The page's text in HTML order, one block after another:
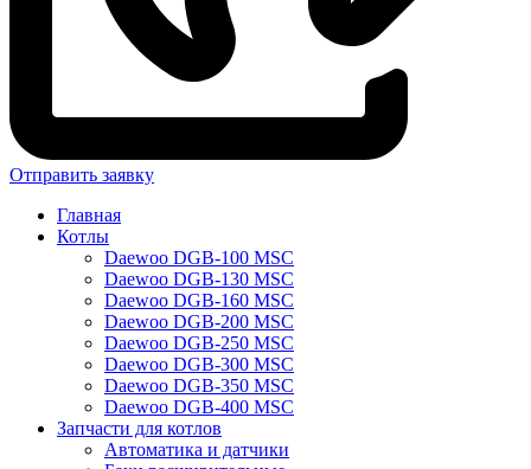
Отправить заявку
Главная
Котлы
Daewoo DGB-100 MSC
Daewoo DGB-130 MSC
Daewoo DGB-160 MSC
Daewoo DGB-200 MSC
Daewoo DGB-250 MSC
Daewoo DGB-300 MSC
Daewoo DGB-350 MSC
Daewoo DGB-400 MSC
Запчасти для котлов
Автоматика и датчики